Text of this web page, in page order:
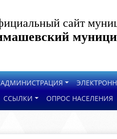
сайт
АДМИНИСТРАЦИЯ
ССЫЛКИ ОПРОС НАСЕЛЕНИЯ